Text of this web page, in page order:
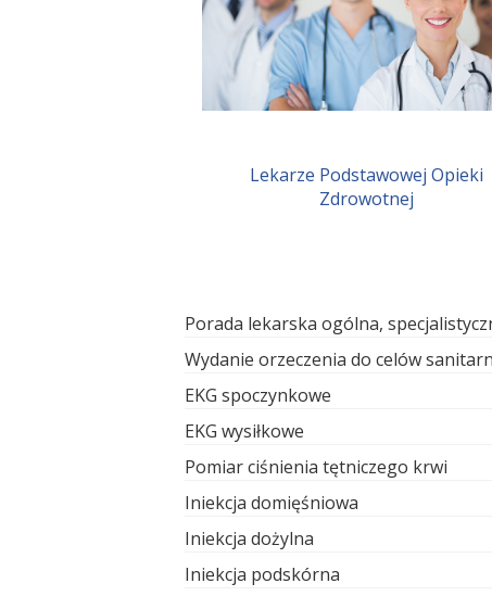
Lekarze Podstawowej Opieki
Zdrowotnej
Porada lekarska ogólna,
Wydanie orzeczenia do celów
EKG spoczynkowe
EKG wysiłkowe
Pomiar ciśnienia tętniczego krwi
Iniekcja domięśniowa
Iniekcja dożylna
Iniekcja podskórna